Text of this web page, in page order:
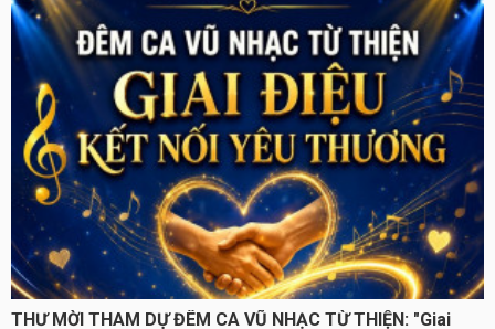
THƯ MỜI THAM DỰ ĐÊM CA VŨ NHẠC TỪ THIỆN: "Giai